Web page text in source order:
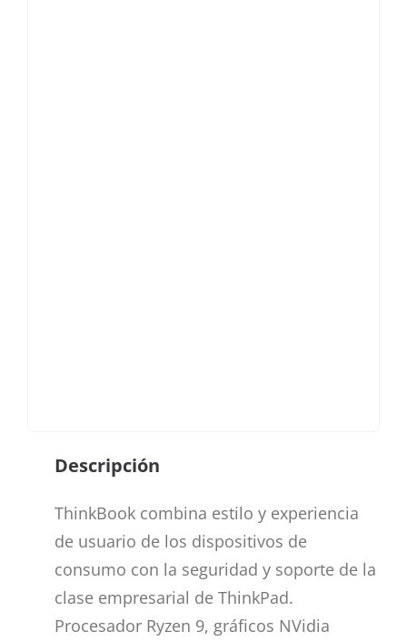
Descripción
ThinkBook combina estilo y experiencia
de usuario de los dispositivos de
consumo con la seguridad y soporte de la
clase empresarial de ThinkPad.
Procesador Ryzen 9, gráficos NVidia